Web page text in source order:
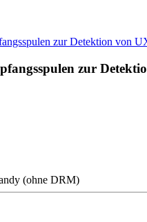
zur
(ohne DRM)